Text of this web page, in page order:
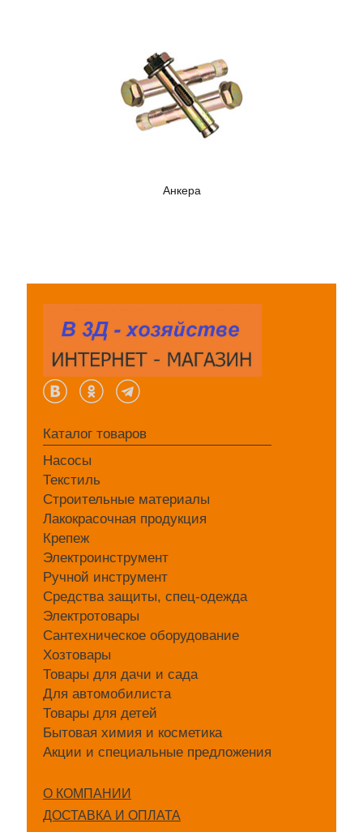
Анкера
Каталог товаров
Насосы
Текстиль
Строительные материалы
Лакокрасочная продукция
Крепеж
Электроинструмент
Ручной инструмент
Средства защиты, спец-одежда
Электротовары
Сантехническое оборудование
Хозтовары
Товары для дачи и сада
Для автомобилиста
Товары для детей
Бытовая химия и косметика
Акции и специальные предложения
О КОМПАНИИ
ДОСТАВКА И ОПЛАТА